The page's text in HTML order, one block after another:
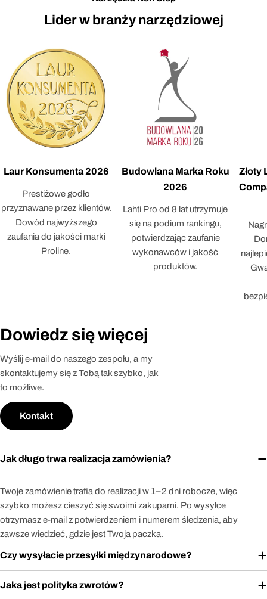
Lider w branży narzędziowej
Laur Konsumenta 2026
Prestiżowe godło
przyznawane przez klientów.
Dowód najwyższego
zaufania do jakości marki
Proline.
Budowlana Marka Roku
2026
Lahti Pro od 8 lat utrzymuje
się na podium rankingu,
potwierdzając zaufanie
wykonawców i jakość
produktów.
Złoty
Dowiedz się więcej
Wyślij e-mail do naszego zespołu, a my
skontaktujemy się z Tobą tak szybko, jak
to możliwe.
Kontakt
Jak długo trwa realizacja zamówienia?
Twoje zamówienie trafia do realizacji w 1–2 dni robocze, więc
szybko możesz cieszyć się swoimi zakupami. Po wysyłce
otrzymasz e-mail z potwierdzeniem i numerem śledzenia, aby
zawsze wiedzieć, gdzie jest Twoja paczka.
Czy wysyłacie przesyłki międzynarodowe?
Jaka jest polityka zwrotów?